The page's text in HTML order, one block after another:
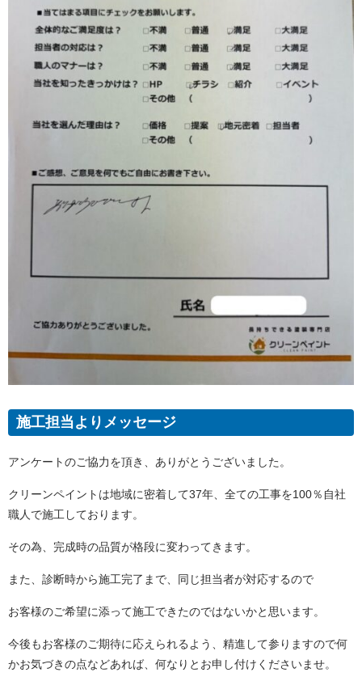
施工担当よりメッセージ
アンケートのご協力を頂き、ありがとうございました。
クリーンペイントは地域に密着して37年、全ての工事を100％自社
職人で施工しております。
その為、完成時の品質が格段に変わってきます。
また、診断時から施工完了まで、同じ担当者が対応するので
お客様のご希望に添って施工できたのではないかと思います。
今後もお客様のご期待に応えられるよう、精進して参りますので何
かお気づきの点などあれば、何なりとお申し付けくださいませ。